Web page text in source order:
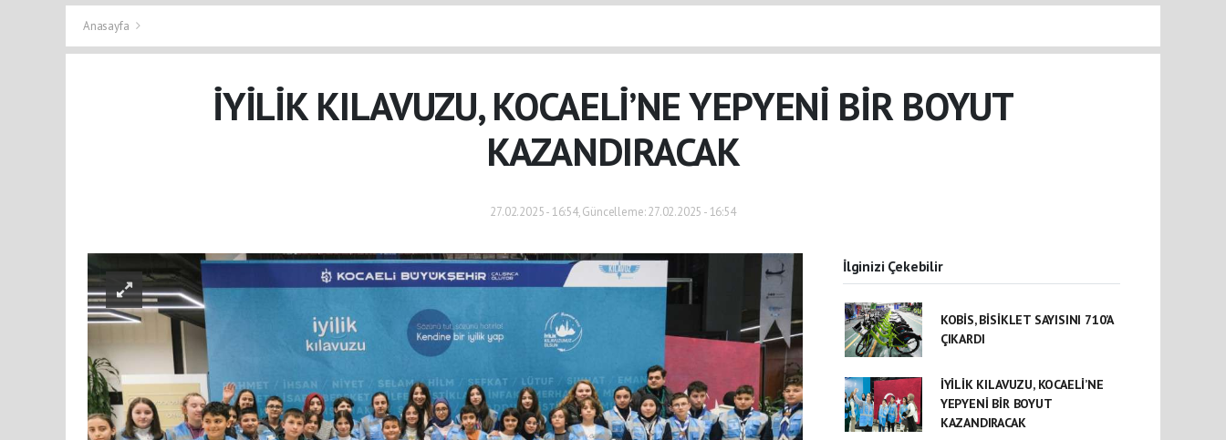
Anasayfa
İYİLİK KILAVUZU, KOCAELİ’NE YEPYENİ BİR BOYUT
KAZANDIRACAK
27.02.2025 - 16:54, Güncelleme: 27.02.2025 - 16:54
İlginizi Çekebilir
KOBİS, BİSİKLET SAYISINI 710’A
ÇIKARDI
İYİLİK KILAVUZU, KOCAELİ’NE
YEPYENİ BİR BOYUT
KAZANDIRACAK